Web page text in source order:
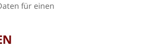
für einen